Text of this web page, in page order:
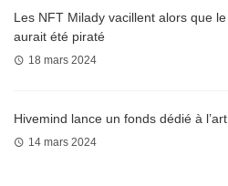
Les NFT Milady vacillent alors que
aurait été piraté
18 mars 2024
Hivemind lance un fonds dédié à
14 mars 2024